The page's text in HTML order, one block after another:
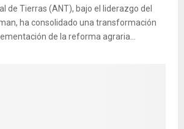
de Tierras (ANT), bajo el liderazgo del
ha consolidado una transformación
de la reforma agraria...